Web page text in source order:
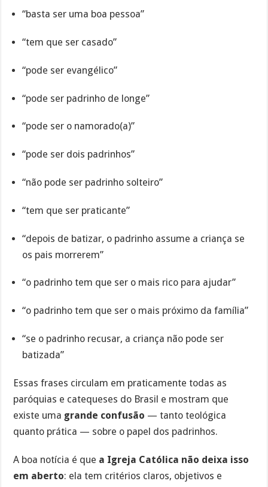
“basta ser uma boa pessoa”
“tem que ser casado”
“pode ser evangélico”
“pode ser padrinho de longe”
“pode ser o namorado(a)”
“pode ser dois padrinhos”
“não pode ser padrinho solteiro”
“tem que ser praticante”
“depois de batizar, o padrinho assume a criança se
os pais morrerem”
“o padrinho tem que ser o mais rico para ajudar”
“o padrinho tem que ser o mais próximo da família”
“se o padrinho recusar, a criança não pode ser
batizada”
Essas frases circulam em praticamente todas as
paróquias e catequeses do Brasil e mostram que
existe uma grande confusão — tanto teológica
quanto prática — sobre o papel dos padrinhos.
A boa notícia é que a Igreja Católica não deixa isso
em aberto: ela tem critérios claros, objetivos e